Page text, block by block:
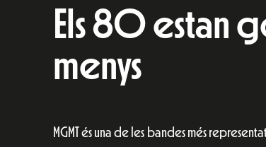
Els 80 estan
menys
MGMT és una de les bandes més